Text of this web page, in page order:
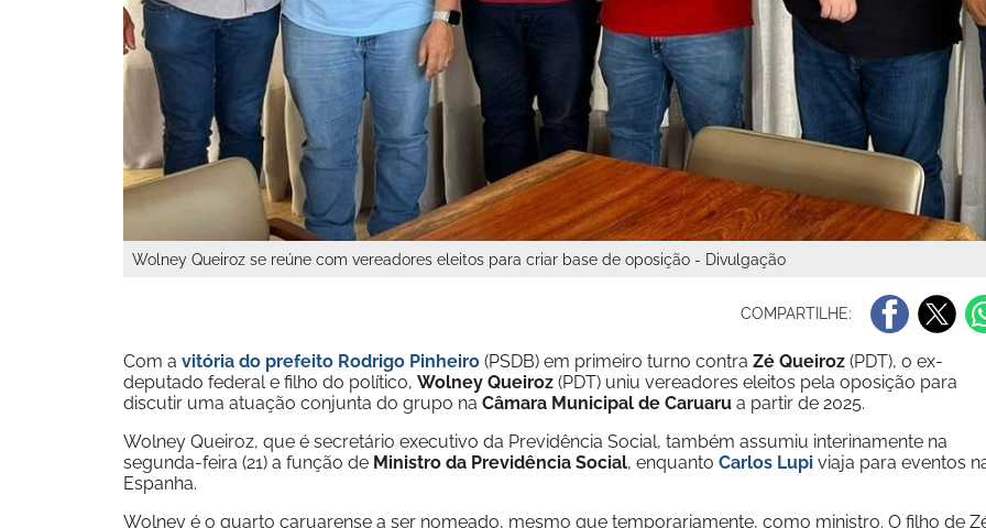
Wolney Queiroz se reúne com vereadores eleitos para criar base de oposição - Divulgação
COMPARTILHE:
Com a vitória do prefeito Rodrigo Pinheiro (PSDB) em primeiro turno contra Zé Queiroz (PDT), o ex-
deputado federal e filho do político, Wolney Queiroz (PDT) uniu vereadores eleitos pela oposição para
discutir uma atuação conjunta do grupo na Câmara Municipal de Caruaru a partir de 2025.
Wolney Queiroz, que é secretário executivo da Previdência Social, também assumiu interinamente na
segunda-feira (21) a função de Ministro da Previdência Social, enquanto Carlos Lupi viaja para eventos
Espanha.
Wolney é o quarto caruarense a ser nomeado, mesmo que temporariamente, como ministro. O filho de